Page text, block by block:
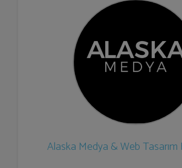
Alaska Medya & Web